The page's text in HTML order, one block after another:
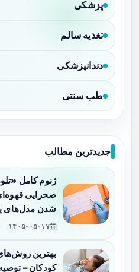
پزشکی
تغذیه سالم
دندانپزشکی
طب سنتی
جدیدترین مطالب
ژنوم کامل
صحرایی
شدن مدل‌های
۱۴۰۵-۰۵-۱۷
بهترین
کودکان –